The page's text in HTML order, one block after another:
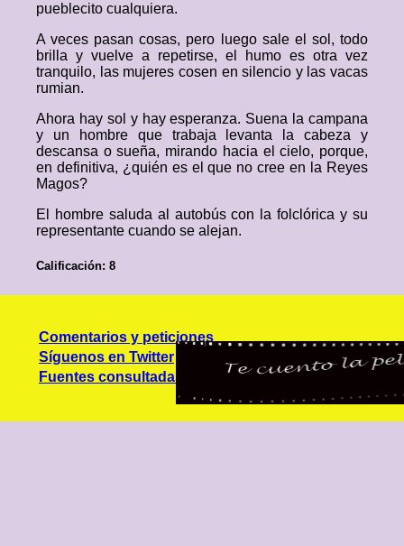
pueblecito cualquiera.
A veces pasan cosas, pero luego sale el sol, todo
brilla y vuelve a repetirse, el humo es otra vez
tranquilo, las mujeres cosen en silencio y las vacas
rumian.
Ahora hay sol y hay esperanza. Suena la campana
y un hombre que trabaja levanta la cabeza y
descansa o sueña, mirando hacia el cielo, porque,
en definitiva, ¿quién es el que no cree en la Reyes
Magos?
El hombre saluda al autobús con la folclórica y su
representante cuando se alejan.
Calificación: 8
Comentarios y peticiones
Síguenos en Twitter
Fuentes consultadas